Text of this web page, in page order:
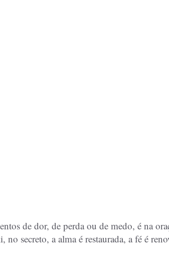
de dor, de perda ou de medo, é na
no secreto, a alma é restaurada, a fé é